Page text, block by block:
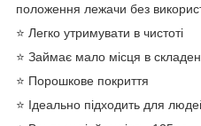
положення лежачи без
⭐ Легко утримувати в чистоті
⭐ Займає мало місця в
⭐ Порошкове покриття
⭐ Ідеально підходить для